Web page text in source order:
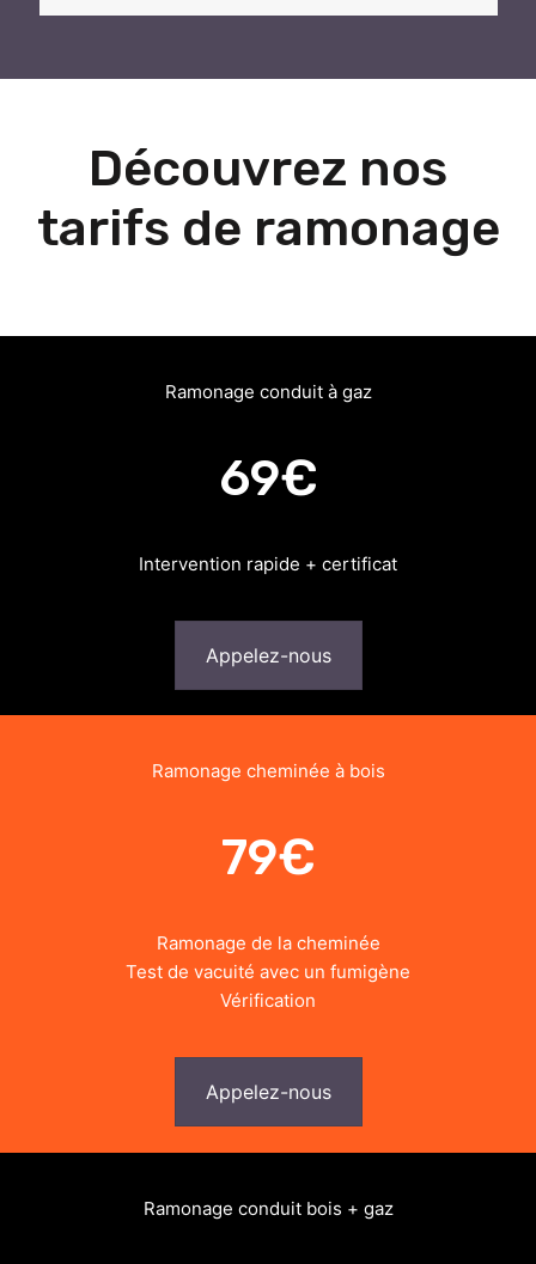
Découvrez nos
tarifs de ramonage
Ramonage conduit à gaz
69€
Intervention rapide + certificat
Appelez-nous
Ramonage cheminée à bois
79€
Ramonage de la cheminée
Test de vacuité avec un fumigène
Vérification
Appelez-nous
Ramonage conduit bois + gaz